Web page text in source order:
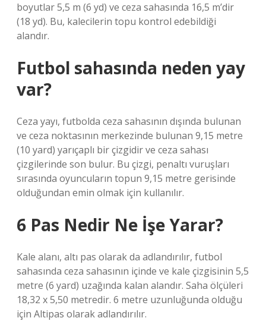
boyutlar 5,5 m (6 yd) ve ceza sahasında 16,5 m’dir
(18 yd). Bu, kalecilerin topu kontrol edebildiği
alandır.
Futbol sahasında neden yay
var?
Ceza yayı, futbolda ceza sahasının dışında bulunan
ve ceza noktasının merkezinde bulunan 9,15 metre
(10 yard) yarıçaplı bir çizgidir ve ceza sahası
çizgilerinde son bulur. Bu çizgi, penaltı vuruşları
sırasında oyuncuların topun 9,15 metre gerisinde
olduğundan emin olmak için kullanılır.
6 Pas Nedir Ne İşe Yarar?
Kale alanı, altı pas olarak da adlandırılır, futbol
sahasında ceza sahasının içinde ve kale çizgisinin 5,5
metre (6 yard) uzağında kalan alandır. Saha ölçüleri
18,32 x 5,50 metredir. 6 metre uzunluğunda olduğu
için Altipas olarak adlandırılır.